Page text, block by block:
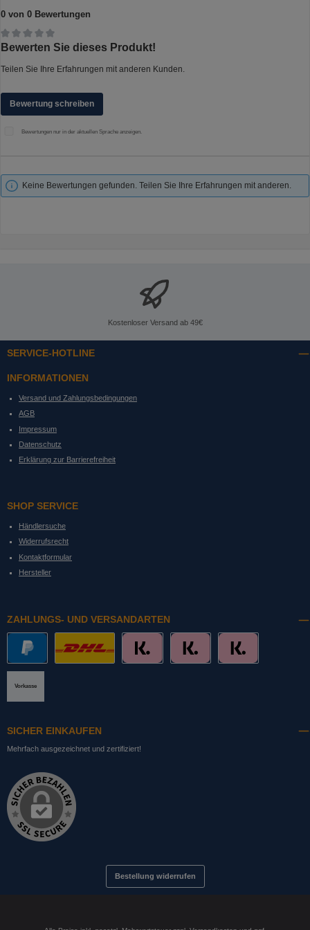
0 von 0 Bewertungen
Durchschnittliche Bewertung von 0 von 5 Sternen
Bewerten Sie dieses Produkt!
Teilen Sie Ihre Erfahrungen mit anderen Kunden.
Bewertung schreiben
Bewertungen nur in der aktuellen Sprache anzeigen.
Keine Bewertungen gefunden. Teilen Sie Ihre Erfahrungen mit anderen.
Kostenloser Versand ab 49€
SERVICE-HOTLINE
INFORMATIONEN
Versand und Zahlungsbedingungen
AGB
Impressum
Datenschutz
Erklärung zur Barrierefreiheit
SHOP SERVICE
Händlersuche
Widerrufsrecht
Kontaktformular
Hersteller
ZAHLUNGS- UND VERSANDARTEN
Vorkasse
SICHER EINKAUFEN
Mehrfach ausgezeichnet und zertifiziert!
Bestellung widerrufen